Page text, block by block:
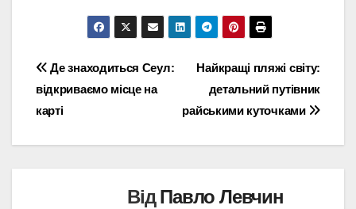
Навігація
записів
Найкращі пляжі світу:
детальний путівник
райськими куточками
Де знаходиться Сеул:
відкриваємо місце на
карті
ВідПавло Левчин